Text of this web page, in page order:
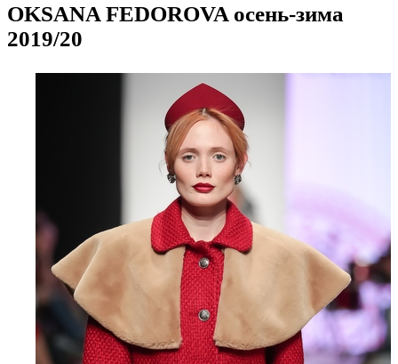
OKSANA FEDOROVA осень-зима
2019/20